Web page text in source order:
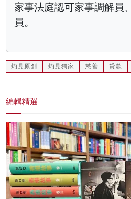
家事法庭認可家事調解員
員。
灼見原創 灼見獨家 慈善 貸款
編輯精選